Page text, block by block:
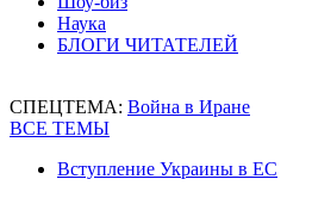
Наука
БЛОГИ ЧИТАТЕЛЕЙ
СПЕЦТЕМА: Война в Иране
ВСЕ ТЕМЫ
Вступление Украины в ЕС